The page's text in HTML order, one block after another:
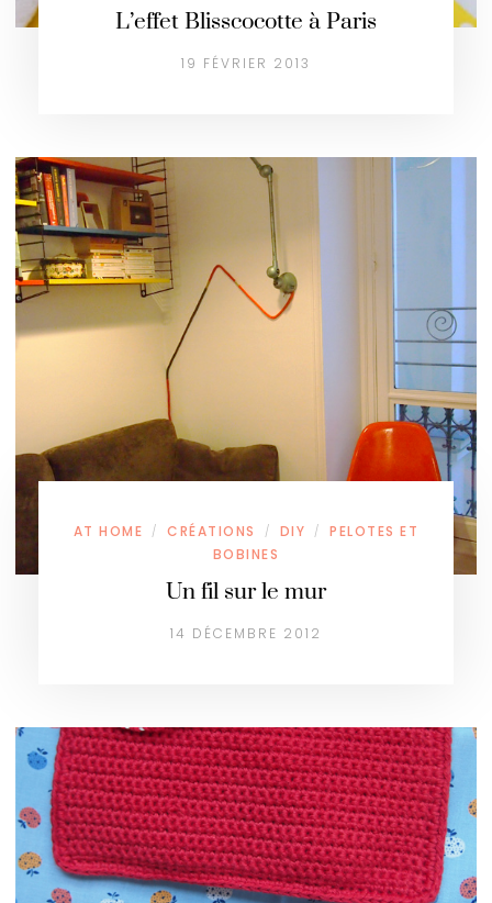
L’effet Blisscocotte à Paris
19 FÉVRIER 2013
AT HOME / CRÉATIONS / DIY /
PELOTES ET
BOBINES
Un fil sur le mur
14 DÉCEMBRE 2012